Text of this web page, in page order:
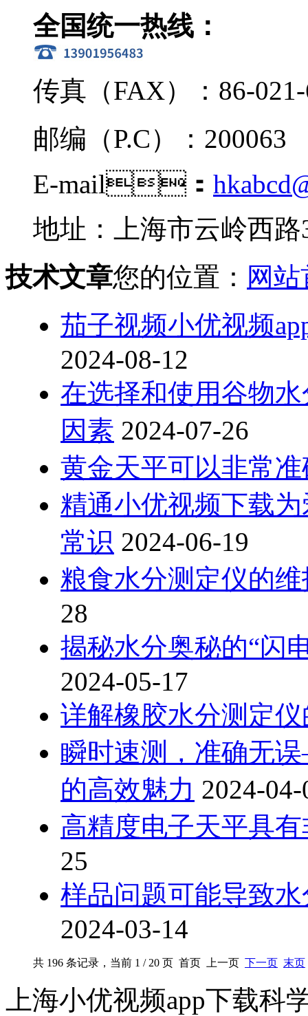
全国统一热线：
传真（FAX）：86-
邮编（P.C）：200063
E-mail：
地址：上海市云岭西
技术文章您的位置： 网
茄子视频小优视频
2024-08-12
在选择和使用谷物水
因素 2024-07-26
黄金天平可以非常
精通小优视频下载
常识 2024-06-19
粮食水分测定仪的维
28
揭秘水分奥秘的“闪
2024-05-17
详解橡胶水分测定
瞬时速测，准
的高效魅力 2024-04-
高精度电子天平具
25
样品问题可能导致
2024-03-14
共 196 条记录，当前 1 / 20 页 首页 上一页 下一页 末页
上海小优视频app下载科